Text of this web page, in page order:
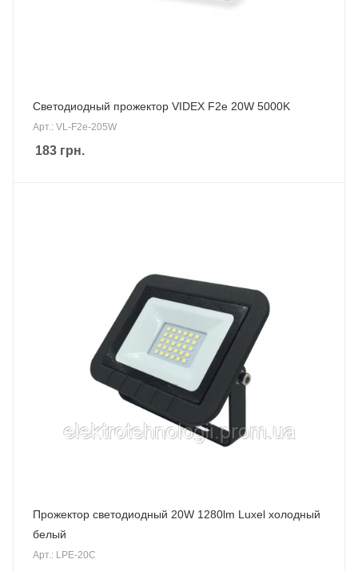
Светодиодный прожектор VIDEX F2e 20W 5000K
Арт.: VL-F2e-205W
183 грн.
Прожектор светодиодный 20W 1280lm Luxel холодный
белый
Арт.: LPE-20C